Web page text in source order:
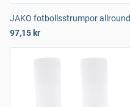
JAKO fotbollsstrumpor allround
97,15 kr